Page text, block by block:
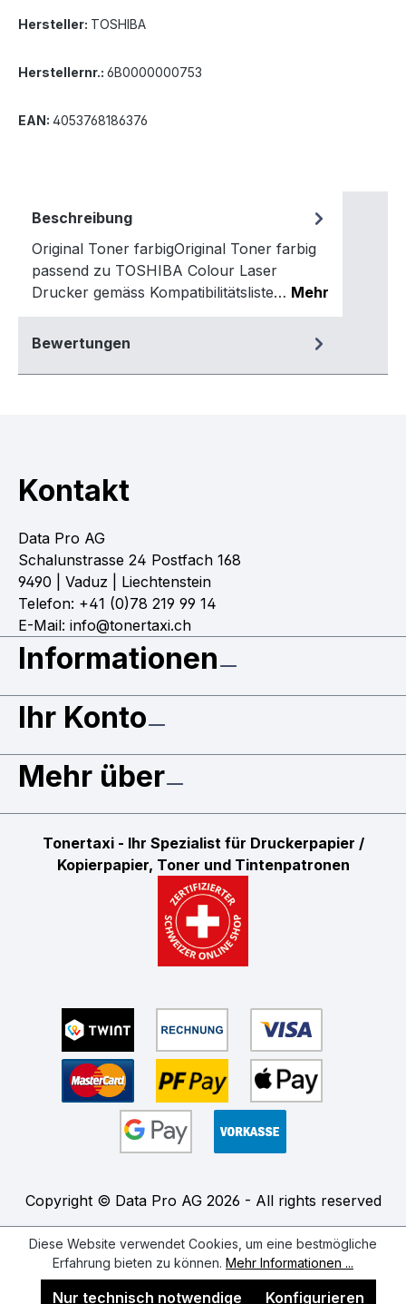
Hersteller: TOSHIBA
Herstellernr.: 6B0000000753
EAN: 4053768186376
Beschreibung
Original Toner farbigOriginal Toner farbig
passend zu TOSHIBA Colour Laser
Drucker gemäss Kompatibilitätsliste… Mehr
Bewertungen
Kontakt
Data Pro AG
Schalunstrasse 24 Postfach 168
9490 | Vaduz | Liechtenstein
Telefon: +41 (0)78 219 99 14
E-Mail: info@tonertaxi.ch
Informationen
Ihr Konto
Mehr über
Tonertaxi - Ihr Spezialist für Druckerpapier /
Kopierpapier, Toner und Tintenpatronen
Copyright © Data Pro AG 2026 - All rights reserved
Diese Website verwendet Cookies, um eine bestmögliche
Erfahrung bieten zu können. Mehr Informationen ...
Nur technisch notwendige Konfigurieren